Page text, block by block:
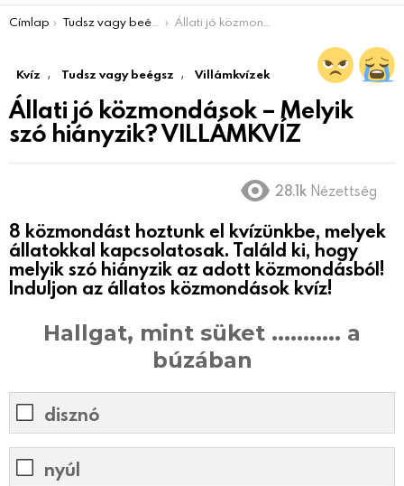
You are here:
Címlap Tudsz vagy beégsz Állati jó közmondások – Melyik szó hiányzik? VILLÁMKVÍZ
Kvíz , Tudsz vagy beégsz , Villámkvízek
Állati jó közmondások – Melyik
szó hiányzik? VILLÁMKVÍZ
28.1k Nézettség
8 közmondást hoztunk el kvízünkbe, melyek
állatokkal kapcsolatosak. Találd ki, hogy
melyik szó hiányzik az adott közmondásból!
Induljon az állatos közmondások kvíz!
Hallgat, mint süket ........... a
búzában
disznó
nyúl